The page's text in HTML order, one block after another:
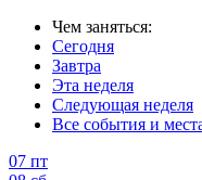
Чем заняться:
Сегодня
Завтра
Эта неделя
Следующая неделя
Все события и
07 пт